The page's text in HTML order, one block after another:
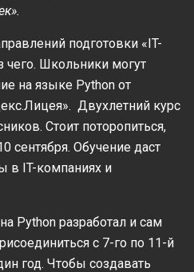
подготовки «IT-
чего. Школьники могут
на языке Python от
Двухлетний курс
Стоит поторопиться,
сентября. Обучение даст
в IT-компаниях и
Python разработал и сам
с 7-го по 11-й
год. Чтобы создавать